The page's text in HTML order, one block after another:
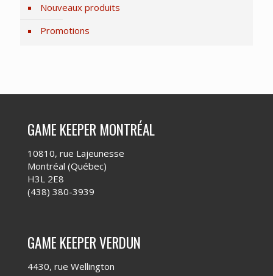
Nouveaux produits
Promotions
GAME KEEPER MONTRÉAL
10810, rue Lajeunesse
Montréal (Québec)
H3L 2E8
(438) 380-3939
GAME KEEPER VERDUN
4430, rue Wellington